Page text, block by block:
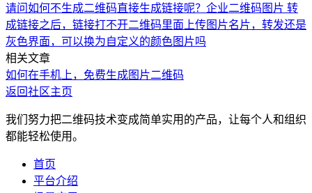
请问如何不生成二维码直接生成链接呢？ 企业二维码图片 转
成链接之后，链接打不开二维码里面上传图片名片，转发还是
灰色界面，可以换为自定义的颜色图片吗
相关文章
如何在手机上，免费生成图片二维码
返回社区主页
我们努力把二维码技术变成简单实用的产品，让每个人和组织
都能轻松使用。
首页
平台介绍